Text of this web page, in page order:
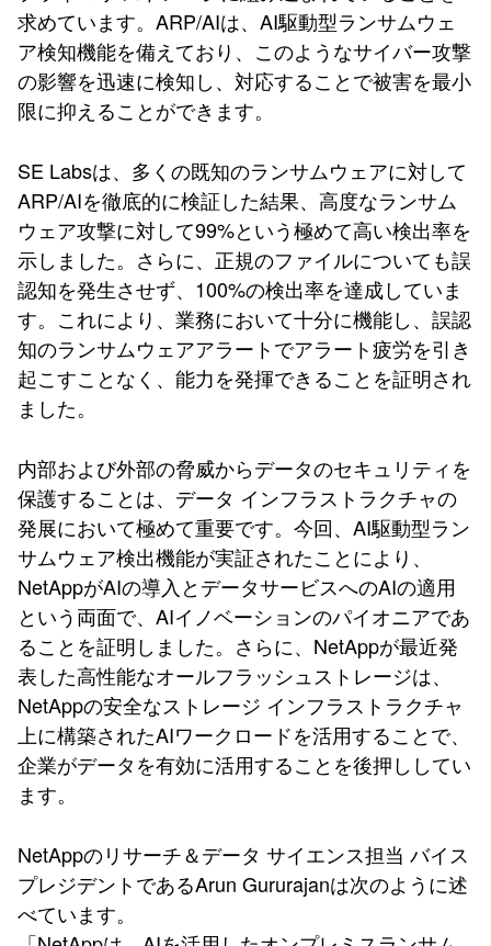
求めています。ARP/AIは、AI駆動型ランサムウェ
ア検知機能を備えており、このようなサイバー攻撃
の影響を迅速に検知し、対応することで被害を最小
限に抑えることができます。
SE Labsは、多くの既知のランサムウェアに対して
ARP/AIを徹底的に検証した結果、高度なランサム
ウェア攻撃に対して99%という極めて高い検出率を
示しました。さらに、正規のファイルについても誤
認知を発生させず、100%の検出率を達成していま
す。これにより、業務において十分に機能し、誤認
知のランサムウェアアラートでアラート疲労を引き
起こすことなく、能力を発揮できることを証明され
ました。
内部および外部の脅威からデータのセキュリティを
保護することは、データ インフラストラクチャの
発展において極めて重要です。今回、AI駆動型ラン
サムウェア検出機能が実証されたことにより、
NetAppがAIの導入とデータサービスへのAIの適用
という両面で、AIイノベーションのパイオニアであ
ることを証明しました。さらに、NetAppが最近発
表した高性能なオールフラッシュストレージは、
NetAppの安全なストレージ インフラストラクチャ
上に構築されたAIワークロードを活用することで、
企業がデータを有効に活用することを後押ししてい
ます。
NetAppのリサーチ＆データ サイエンス担当 バイス
プレジデントであるArun Gururajanは次のように述
べています。